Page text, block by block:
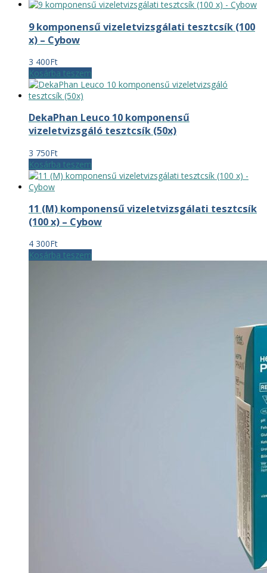
9 komponensű vizeletvizsgálati tesztcsík (100
x) – Cybow
3 400Ft
Kosárba teszem
DekaPhan Leuco 10 komponensű
vizeletvizsgáló tesztcsík (50x)
3 750Ft
Kosárba teszem
11 (M) komponensű vizeletvizsgálati tesztcsík
(100 x) – Cybow
4 300Ft
Kosárba teszem